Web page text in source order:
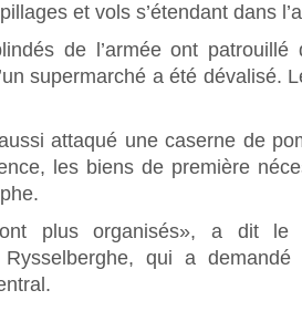
et vols s’étendant dans
de l’armée ont
supermarché a été dévalisé.
attaqué une caserne de
les biens de première
plus organisés», a dit le
Rysselberghe, qui a